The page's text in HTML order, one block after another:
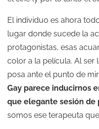
El individuo es ahora
lugar donde sucede la
protagonistas, esas
color a la película. Al ser
posa ante el punto de
Gay parece inducirnos
que elegante sesión de
somos ese terapeuta